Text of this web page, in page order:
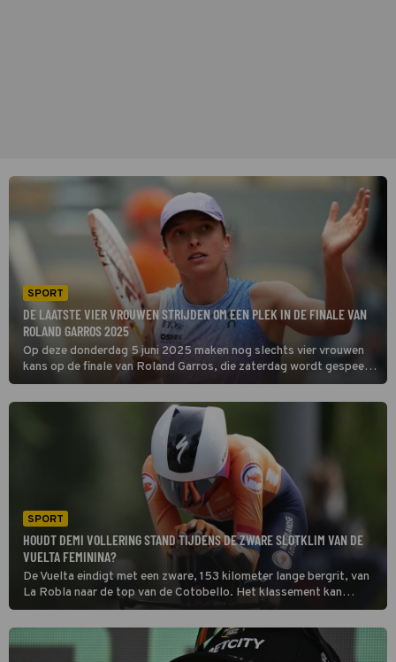
SPORT
DE LAATSTE VIER VROUWEN STRIJDEN OM EEN PLEK IN DE FINALE VAN
ROLAND GARROS 2025
Op deze donderdag 5 juni 2025 maken nog slechts vier vrouwen
kans op de finale van Roland Garros, die zaterdag wordt gespeeld
op het Court Philippe-Chatrier. Iga Swiatek won het toernooi vorig
jaar en verloor in al haar wedstrijden toen slechts één set.
SPORT
HOUDT DEMI VOLLERING STAND TIJDENS DE ZWARE SLOTKLIM VAN DE
VUELTA FEMININA?
De Vuelta eindigt met een zware, 153 kilometer lange bergrit, van
La Robla naar de top van de Cotobello. Het klassement kan
onderweg nog stevig op de schop gaan. Vorig jaar won Demi
Vollering de Spaanse Ronde.